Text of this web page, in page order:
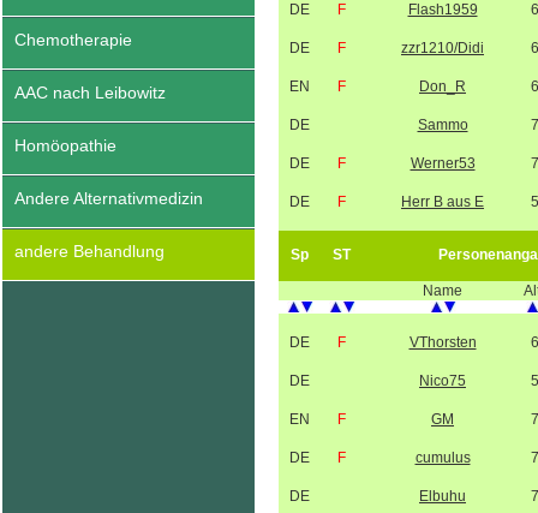
Chemotherapie
AAC nach Leibowitz
Homöopathie
Andere Alternativmedizin
andere Behandlung
DE F Flash1959
DE F zzr1210/Didi
EN F Don_R
DE Sammo
DE F Werner53
DE F Herr B aus E
Sp ST
Name
DE F VThorsten
DE Nico75
EN F GM
DE F cumulus
DE Elbuhu